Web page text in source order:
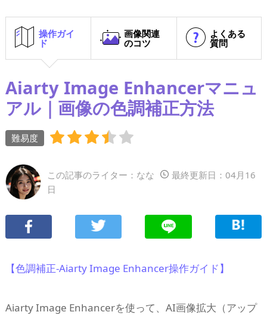
操作ガイ
ド
画像関連
のコツ
よくある
質問
Aiarty Image Enhancerマニュ
アル｜画像の色調補正方法
難易度
この記事のライター：なな
最終更新日：04月16
日
【色調補正-Aiarty Image Enhancer操作ガイド】
Aiarty Image Enhancerを使って、AI画像拡大（アップ